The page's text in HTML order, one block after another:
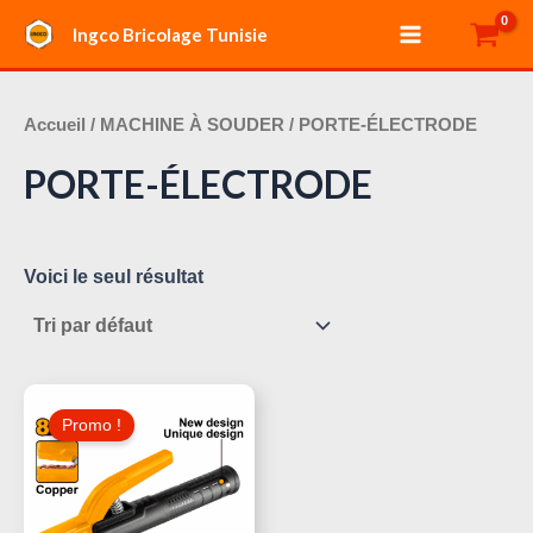
contenu
Ingco Bricolage Tunisie
Main
Menu
Accueil / MACHINE À SOUDER / PORTE-ÉLECTRODE
PORTE-ÉLECTRODE
Voici le seul résultat
Promo !
Initial
Était :
25,000 د.ت.
Prix
Actuel